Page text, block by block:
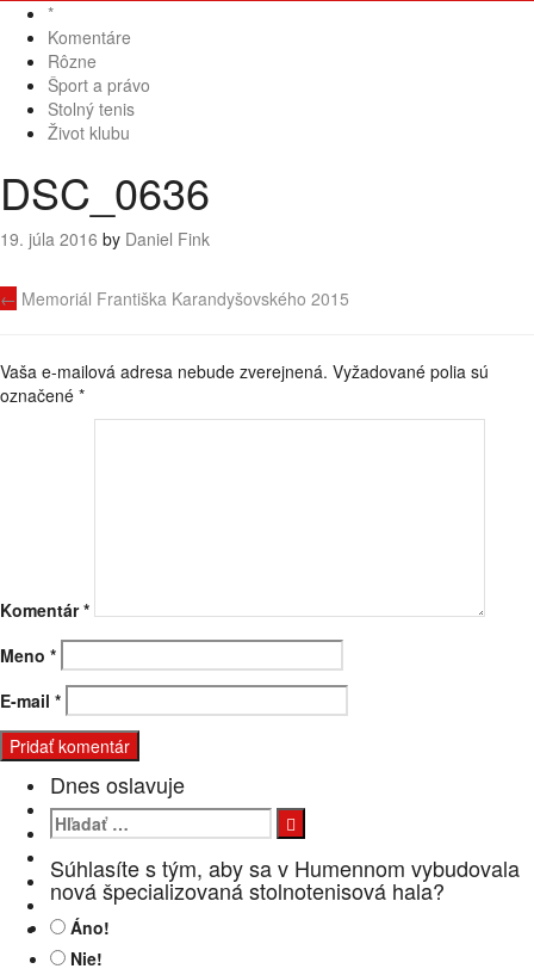
*
Komentáre
Rôzne
Šport a právo
Stolný tenis
Život klubu
DSC_0636
19. júla 2016 by Daniel Fink
Navigácia
príspevku
← Memoriál Františka Karandyšovského 2015
Vaša e-mailová adresa nebude zverejnená. Vyžadované polia sú
označené *
Komentár*
Meno *
E-mail *
Dnes oslavuje
Hľadať:
Súhlasíte s tým, aby sa v Humennom vybudovala
nová špecializovaná stolnotenisová hala?
Áno!
Nie!